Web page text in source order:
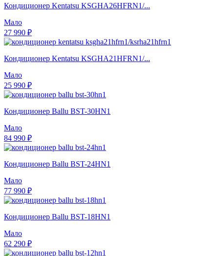
Кондиционер Kentatsu KSGHA26HFRN1/...
Мало
27 990 ₽
Кондиционер Kentatsu KSGHA21HFRN1/...
Мало
25 990 ₽
Кондиционер Ballu BST-30HN1
Мало
84 990 ₽
Кондиционер Ballu BST-24HN1
Мало
77 990 ₽
Кондиционер Ballu BST-18HN1
Мало
62 290 ₽